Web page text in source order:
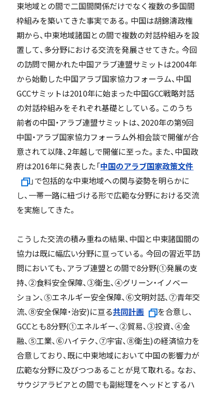
東地域との間で二国間関係だけでなく複数の多国間
枠組みを築いてきた事実である。中国は胡錦濤政権
期から、中東地域諸国との間で複数の対話枠組みを設
置して、多分野における交流を発展させてきた。今回
の訪問で開かれた中国アラブ連盟サミットは2004年
から始動した中国アラブ国家協力フォーラム、中国
GCCサミットは2010年に始まった中国GCC戦略対話
の対話枠組みをそれぞれ基礎としている。このうち
前者の中国・アラブ連盟サミットは、2020年の第9回
中国・アラブ国家協力フォーラム外相会談で開催が合
意されて以降、2年越しで開催に至った。また、中国政
府は2016年に発表した「中国のアラブ国家政策文件
」で包括的な中東地域への関与姿勢を明らかに
し、一帯一路に紐づける形で広範な分野における交流
を実施してきた。
こうした交流の積み重ねの結果、中国と中東諸国間の
協力は既に幅広い分野に亘っている。今回の習近平訪
問においても、アラブ連盟との間で8分野(①発展の支
持、②食料安全保障、③衛生、④グリーン・イノベー
ション、⑤エネルギー安全保障、⑥文明対話、⑦青年交
流、⑧安全保障・治安)に亘る共同計画
を合意し、
GCCとも8分野(①エネルギー、②貿易、③投資、④金
融、⑤工業、⑥ハイテク、⑦宇宙、⑧衛生)の経済協力を
合意しており、既に中東地域において中国の影響力が
広範な分野に及びつつあることが見て取れる。なお、
サウジアラビアとの間でも副総理をヘッドとするハ